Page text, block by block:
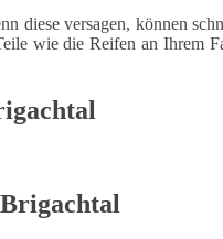
diese versagen, können
wie die Reifen an